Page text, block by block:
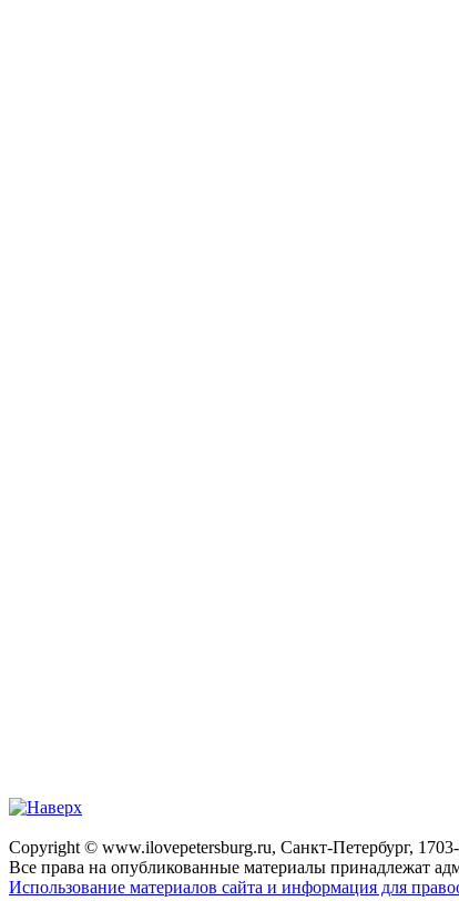
Copyright © www.ilovepetersburg.ru, Санкт-Петербург,
Все права на опубликованные материалы принадлежат
Использование материалов сайта и информация для